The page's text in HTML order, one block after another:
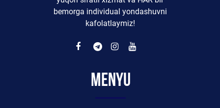
bemorga individual yondashuvni
kafolatlaymiz!
Menyu